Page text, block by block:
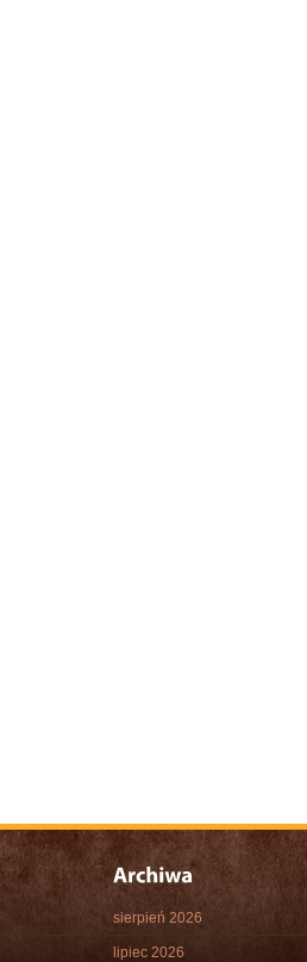
sierpień 2026
lipiec 2026